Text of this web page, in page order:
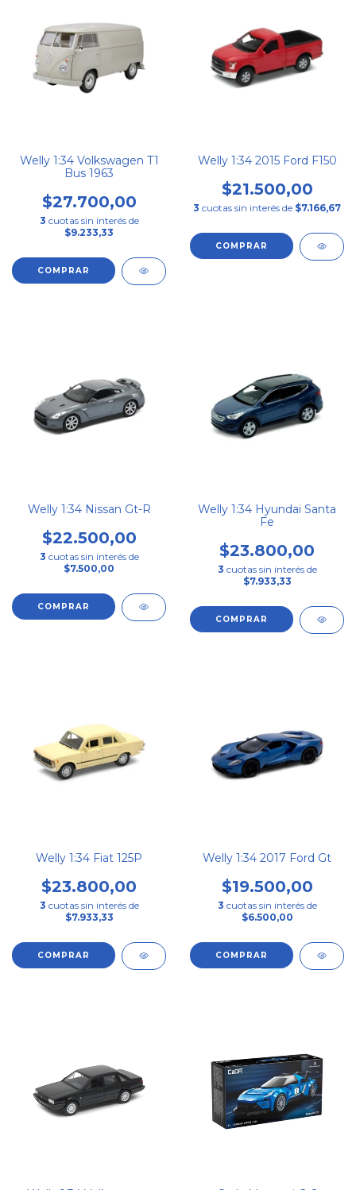
Welly 1:34 Volkswagen T1
Bus 1963
$27.700,00
3 cuotas sin interés de
$9.233,33
Welly 1:34 2015 Ford F150
$21.500,00
3 cuotas sin interés de $7.166,67
Welly 1:34 Nissan Gt-R
$22.500,00
3 cuotas sin interés de
$7.500,00
Welly 1:34 Hyundai Santa
Fe
$23.800,00
3 cuotas sin interés de
$7.933,33
Welly 1:34 Fiat 125P
$23.800,00
3 cuotas sin interés de
$7.933,33
Welly 1:34 2017 Ford Gt
$19.500,00
3 cuotas sin interés de
$6.500,00